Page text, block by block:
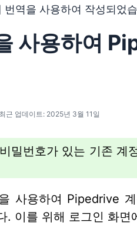
도구를 사용하여 영어를 번
번역을 사용하여 작성되었
사용하여
최근 업데이트: 2025년 3월 11일
밀번호가 있는 기존 계
사용하여 Pipedrive
. 이를 위해 로그인 화면